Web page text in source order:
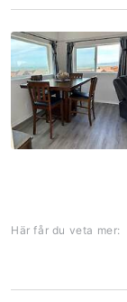
Här får du veta mer: